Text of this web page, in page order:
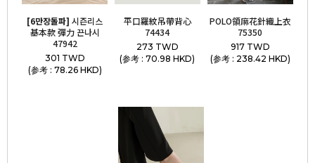
[6만장돌파] 시즌리스
基本款 彈力 끈나시
47942
301 TWD
(参考 : 78.26 HKD)
平口羅紋吊帶背心
74434
273 TWD
(参考 : 70.98 HKD)
POLO領麻花針織上衣
75350
917 TWD
(参考 : 238.42 HKD)